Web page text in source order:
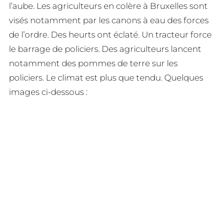
l’aube. Les agriculteurs en colère à Bruxelles sont
visés notamment par les canons à eau des forces
de l’ordre. Des heurts ont éclaté. Un tracteur force
le barrage de policiers. Des agriculteurs lancent
notamment des pommes de terre sur les
policiers. Le climat est plus que tendu. Quelques
images ci-dessous :